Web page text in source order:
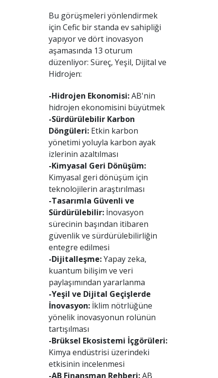
Bu görüşmeleri yönlendirmek
için Cefic bir standa ev sahipliği
yapıyor ve dört inovasyon
aşamasında 13 oturum
düzenliyor: Süreç, Yeşil, Dijital ve
Hidrojen:
-Hidrojen Ekonomisi:AB'nin
hidrojen ekonomisini büyütmek
-Sürdürülebilir Karbon
Döngüleri: Etkin karbon
yönetimi yoluyla karbon ayak
izlerinin azaltılması
-Kimyasal Geri Dönüşüm:
Kimyasal geri dönüşüm için
teknolojilerin araştırılması
-Tasarımla Güvenli ve
Sürdürülebilir:İnovasyon
sürecinin başından itibaren
güvenlik ve sürdürülebilirliğin
entegre edilmesi
-Dijitalleşme:Yapay zeka,
kuantum bilişim ve veri
paylaşımından yararlanma
-Yeşil ve Dijital Geçişlerde
İnovasyon:İklim nötrlüğüne
yönelik inovasyonun rolünün
tartışılması
-Brüksel Ekosistemi İçgörüleri:
Kimya endüstrisi üzerindeki
etkisinin incelenmesi
-AB Finansman Rehberi:AB